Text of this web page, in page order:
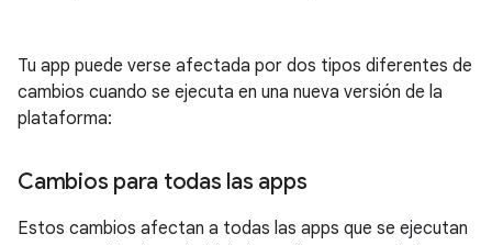
Tu app puede verse afectada por dos tipos diferentes de
cambios cuando se ejecuta en una nueva versión de la
plataforma:
Cambios para todas las apps
Estos cambios afectan a todas las apps que se ejecutan